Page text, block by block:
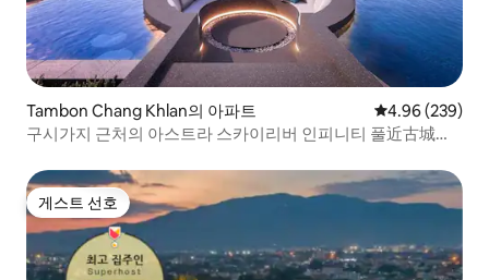
Tambon Chang Khlan의 아파트 평점 4.96점(5
4.96 (239)
구시가지 근처의 아스트라 스카이리버 인피니티 풀近古城享
게스트 선호
게스트 선호